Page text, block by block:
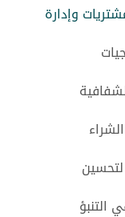
وإدارة
التنبؤ